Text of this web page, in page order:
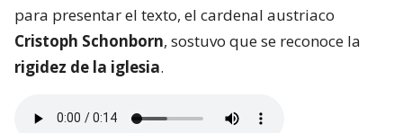
para presentar el texto, el cardenal austriaco
Cristoph Schonborn, sostuvo que se reconoce la
rigidez de la iglesia.